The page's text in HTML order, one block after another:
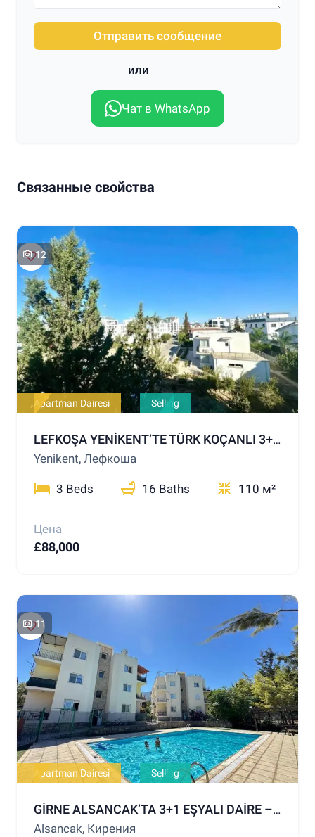
Отправить сообщение
или
Чат в WhatsApp
Связанные свойства
12
Apartman Dairesi Selling
LEFKOŞA YENİKENT’TE TÜRK KOÇANLI 3+1 DAİRE – ACİL SATILIK
Yenikent, Лефкоша
3 Beds 16 Baths 110 м²
Цена
£88,000
11
Apartman Dairesi Selling
GİRNE ALSANCAK’TA 3+1 EŞYALI DAİRE – ORTAK HAVUZLU SİTE
Alsancak, Кирения